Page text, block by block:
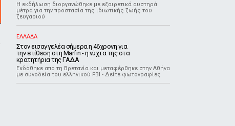
Η εκδήλωση διοργανώθηκε με εξαιρετικά αυστηρά
μέτρα για την προστασία της ιδιωτικής ζωής του
ζευγαριού
ΕΛΛΑΔΑ
Στον εισαγγελέα σήμερα η 46χρονη για
την επίθεση στη Marfin - η νύχτα της στα
κρατητήρια της ΓΑΔΑ
Εκδόθηκε από τη Βρετανία και μεταφέρθηκε στην Αθήνα
με συνοδεία του ελληνικού FBI - Δείτε φωτογραφίες